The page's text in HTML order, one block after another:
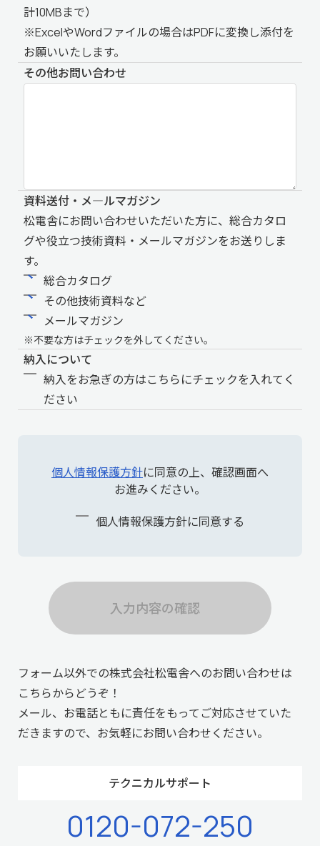
計10MBまで）
※ExcelやWordファイルの場合はPDFに変換し添付を
お願いいたします。
その他お問い合わせ
資料送付・メ―ルマガジン
松電舎にお問い合わせいただいた方に、総合カタロ
グや役立つ技術資料・メールマガジンをお送りしま
す。
総合カタログ
その他技術資料など
メールマガジン
※不要な方はチェックを外してください。
納入について
納入をお急ぎの方はこちらにチェックを入れてく
ださい
個人情報保護方針に同意の上、確認画面へ
お進みください。
個人情報保護方針に同意する
入力内容の確認
フォーム以外での株式会社松電舎へのお問い合わせは
こちらからどうぞ！
メール、お電話ともに責任をもってご対応させていた
だきますので、お気軽にお問い合わせください。
テクニカルサポート
0120-072-250